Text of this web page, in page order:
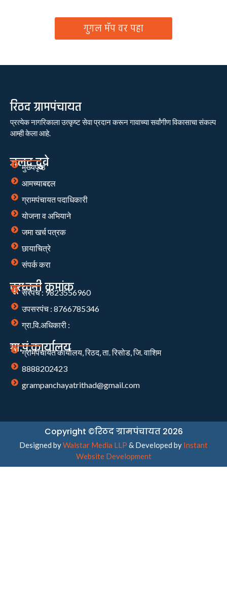
गुगल मॅप वर पहा
रिठद ग्रामपंचायत
प्रत्येक नागरिकाला उत्कृष्ट सेवा प्रदान करून गावाच्या सर्वांगीण विकासाचा संकल्प
आम्ही केला आहे.
जलद दुवे
मुख्यपृष्ठ
आमच्याबद्दल
ग्रामपंचायत पदाधिकारी
योजना व अभियाने
जमा खर्च पत्रक
छायाचित्रे
संपर्क करा
दूरध्वनी क्रमांक
सरपंच : 9823556960
उपसरपंच : 8766785346
ग्रा.वि.अधिकारी :
ग्रा.पं.कार्यालय
ग्रामपंचायत कार्यालय, रिठद, ता. रिसोड, जि. वाशिम
8888202423
grampanchayatrithad@gmail.com
Copyright ©रिठद ग्रामपंचायत 2026
Designed byWalstar Media LLP & Developed by Instant
Website Development